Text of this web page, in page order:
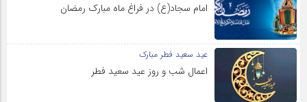
امام سجاد(ع) در فراغ ماه مبارک رمضان
عید سعید فطر مبارک
اعمال شب و روز عید سعید فطر